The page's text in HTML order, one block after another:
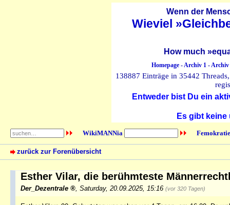
Wenn der
Wieviel
How much
Homepage-Archiv 1-Archiv
138887 Einträge in 35442
Entweder bist Du ein
Es gibt
WikiMANNia
zurück zur Forenübersicht
Esther Vilar, die berühmteste
Der_Dezentrale Saturday, 20.09.2025, 15:16 (vor 320 Tagen)